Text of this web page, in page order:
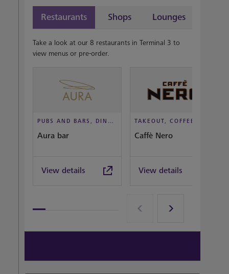
Restaurants Shops Lounges
Take a look at our 8 restaurants in Terminal 3 to
view menus or pre-order.
PUBS AND BARS, DINE IN STYLE
Aura bar
View details
Caffè Nero
View details